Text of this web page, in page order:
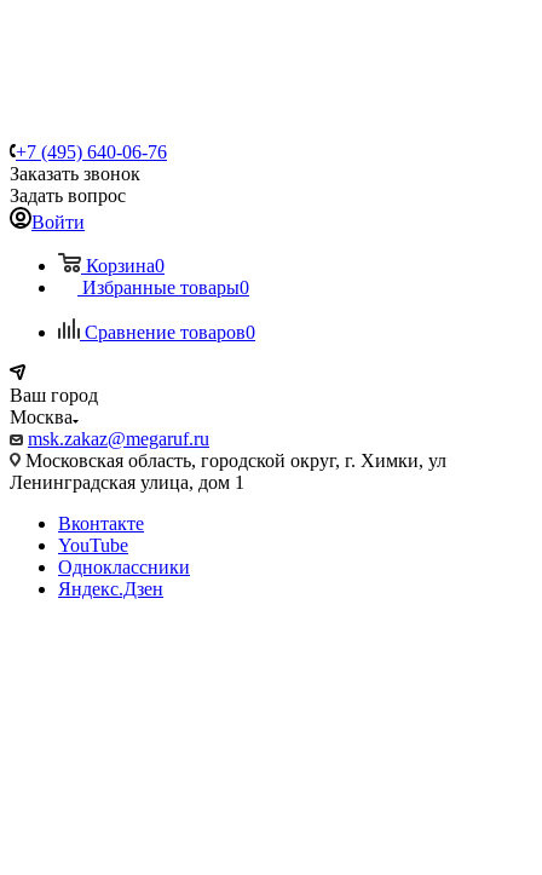
+7 (495) 640-06-76
Заказать звонок
Задать вопрос
Войти
Корзина0
Избранные товары0
Сравнение товаров0
Ваш город
Москва
msk.zakaz@megaruf.ru
Московская область, городской округ, г. Химки, ул
Ленинградская улица, дом 1
Вконтакте
YouTube
Одноклассники
Яндекс.Дзен